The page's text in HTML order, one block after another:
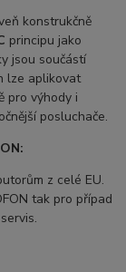
konstrukčně
principu jako
jsou součástí
lze aplikovat
pro výhody i
posluchače.
z celé EU.
tak pro případ